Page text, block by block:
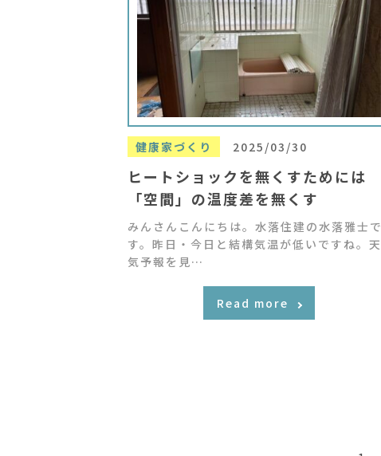
健康家づくり 2025/03/30
ヒートショックを無くすためには
「空間」の温度差を無くす
みんさんこんにちは。水落住建の水落雅士で
す。昨日・今日と結構気温が低いですね。天
気予報を見…
Read more